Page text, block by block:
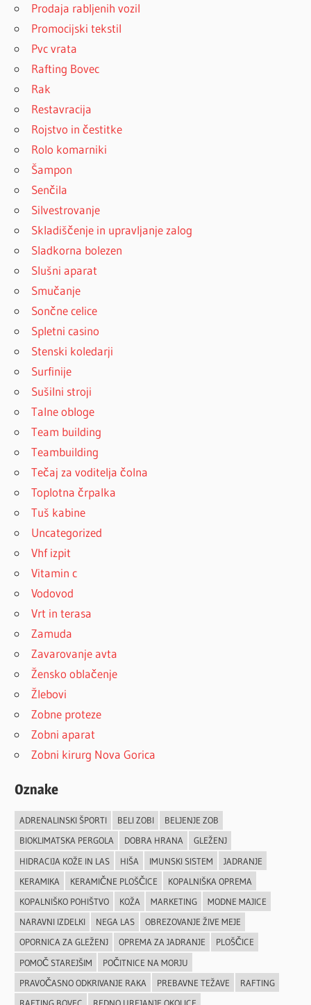
Prodaja rabljenih vozil
Promocijski tekstil
Pvc vrata
Rafting Bovec
Rak
Restavracija
Rojstvo in čestitke
Rolo komarniki
Šampon
Senčila
Silvestrovanje
Skladiščenje in upravljanje zalog
Sladkorna bolezen
Slušni aparat
Smučanje
Sončne celice
Spletni casino
Stenski koledarji
Surfinije
Sušilni stroji
Talne obloge
Team building
Teambuilding
Tečaj za voditelja čolna
Toplotna črpalka
Tuš kabine
Uncategorized
Vhf izpit
Vitamin c
Vodovod
Vrt in terasa
Zamuda
Zavarovanje avta
Žensko oblačenje
Žlebovi
Zobne proteze
Zobni aparat
Zobni kirurg Nova Gorica
Oznake
ADRENALINSKI ŠPORTI BELI ZOBI
BELJENJE ZOB
BIOKLIMATSKA PERGOLA
DOBRA HRANA
GLEŽENJ
HIDRACIJA KOŽE IN LAS
HIŠA IMUNSKI SISTEM
JADRANJE
KERAMIKA
KERAMIČNE PLOŠČICE
KOPALNIŠKA OPREMA
KOPALNIŠKO POHIŠTVO
KOŽA MARKETING
MODNE MAJICE
NARAVNI IZDELKI
NEGA LAS
OBREZOVANJE ŽIVE MEJE
OPORNICA ZA GLEŽENJ
OPREMA ZA JADRANJE
PLOŠČICE
POMOČ STAREJŠIM
POČITNICE NA MORJU
PRAVOČASNO ODKRIVANJE RAKA
PREBAVNE TEŽAVE
RAFTING